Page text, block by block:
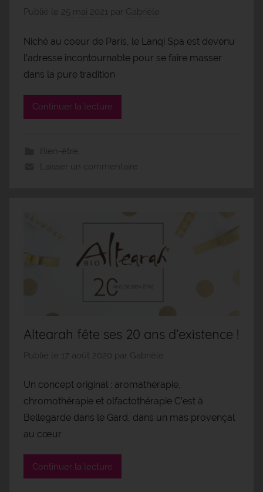
Publié le 25 mai 2021 par Gabrièle
Niché au coeur de Paris, le Lanqi Spa est devenu
l’adresse incontournable pour se faire masser
dans la pure tradition
Continuer la lecture
Bien-être
Laisser un commentaire
Altearah fête ses 20 ans d’existence !
Publié le 17 août 2020 par Gabrièle
Un concept original : aromathérapie,
chromothérapie et olfactothérapie C’est à
Bellegarde dans le Gard, dans un mas provençal
au cœur
Continuer la lecture